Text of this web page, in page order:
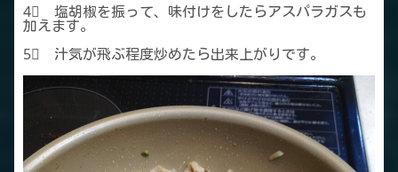
4⃣ 塩胡椒を振って、味付けをしたらアスパラガスも
加えます。
5⃣ 汁気が飛ぶ程度炒めたら出来上がりです。